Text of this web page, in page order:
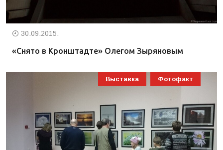
30.09.2015.
«Снято в Кронштадте» Олегом Зыряновым
Выставка Фотофакт